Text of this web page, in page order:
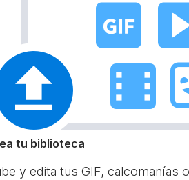
tu biblioteca
y edita tus GIF, calcomanías